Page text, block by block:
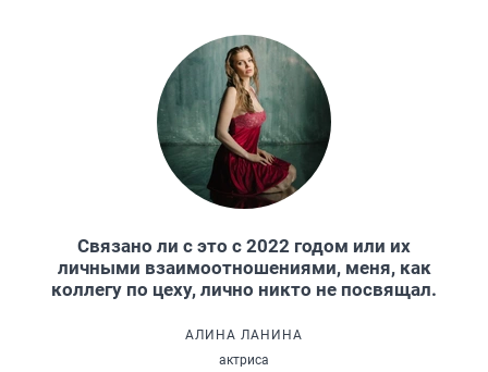
Связано ли с это с 2022 годом или их
личными взаимоотношениями, меня, как
коллегу по цеху, лично никто не посвящал.
АЛИНА ЛАНИНА
актриса